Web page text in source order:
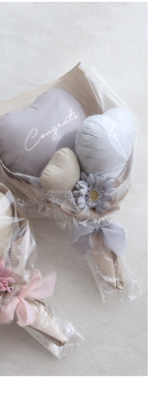
花材が変更になる場合がござ
（メッセージカード）はご注
ださい。
さい。